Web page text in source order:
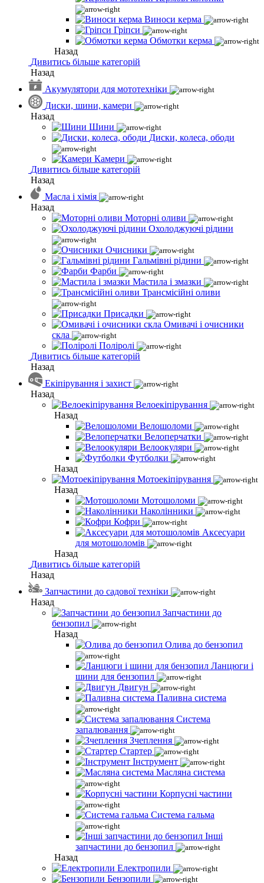
Виноси керма
Гріпси
Обмотки керма
Назад
Дивитись більше категорій
Назад
Акумулятори для мототехніки
Диски, шини, камери
Назад
Шини
Диски, колеса, ободи
Камери
Дивитись більше категорій
Назад
Масла і хімія
Назад
Моторні оливи
Охолоджуючі рідини
Очисники
Гальмівні рідини
Фарби
Мастила і змазки
Трансмісійні оливи
Присадки
Омивачі і очисники
скла
Поліролі
Дивитись більше категорій
Назад
Екіпірування і захист
Назад
Велоекіпірування
Назад
Велошоломи
Велоперчатки
Велоокуляри
Футболки
Назад
Мотоекіпірування
Назад
Мотошоломи
Наколінники
Кофри
Аксесуари
для мотошоломів
Назад
Дивитись більше категорій
Назад
Запчастини до садової техніки
Назад
Запчастини до
бензопил
Назад
Олива до бензопил
Ланцюги і
шини для бензопил
Двигун
Паливна система
Система
запалювання
Зчеплення
Стартер
Інструмент
Масляна система
Корпусні частини
Система гальма
Інші
запчастини до бензопил
Назад
Електропили
Бензопили